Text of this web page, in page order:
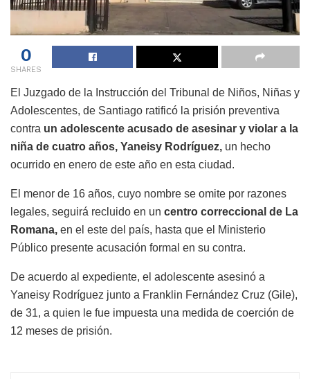
0
SHARES
El Juzgado de la Instrucción del Tribunal de Niños, Niñas y
Adolescentes, de Santiago ratificó la prisión preventiva
contra un adolescente acusado de asesinar y violar a la
niña de cuatro años, Yaneisy Rodríguez, un hecho
ocurrido en enero de este año en esta ciudad.
El menor de 16 años, cuyo nombre se omite por razones
legales, seguirá recluido en un centro correccional de La
Romana, en el este del país, hasta que el Ministerio
Público presente acusación formal en su contra.
De acuerdo al expediente, el adolescente asesinó a
Yaneisy Rodríguez junto a Franklin Fernández Cruz (Gile),
de 31, a quien le fue impuesta una medida de coerción de
12 meses de prisión.